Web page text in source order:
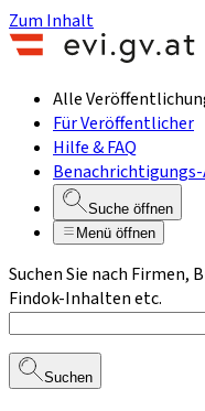
Zum Inhalt
Alle
Für Veröffentlicher
Hilfe & FAQ
Suche öffnen
Menü öffnen
Suchen Sie nach Firmen,
Findok-Inhalten etc.
Suchen